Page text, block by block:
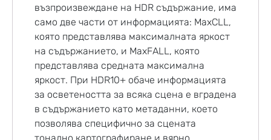
възпроизвеждане на HDR съдържание, има
само две части от информацията: MaxCLL,
която представлява максималната яркост
на съдържанието, и MaxFALL, която
представлява средната максимална
яркост. При HDR10+ обаче информацията
за осветеността за всяка сцена е вградена
в съдържанието като метаданни, което
позволява специфично за сцената